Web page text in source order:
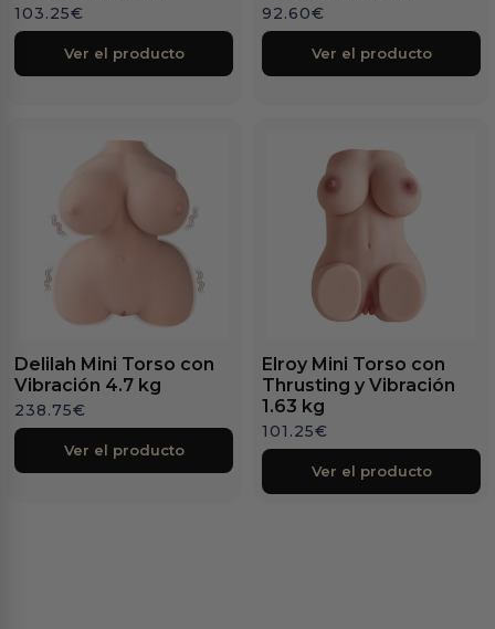
103.25€
Ver el producto
92.60€
Ver el producto
Delilah Mini Torso con
Vibración 4.7 kg
238.75€
Ver el producto
Elroy Mini Torso con
Thrusting y Vibración
1.63 kg
101.25€
Ver el producto